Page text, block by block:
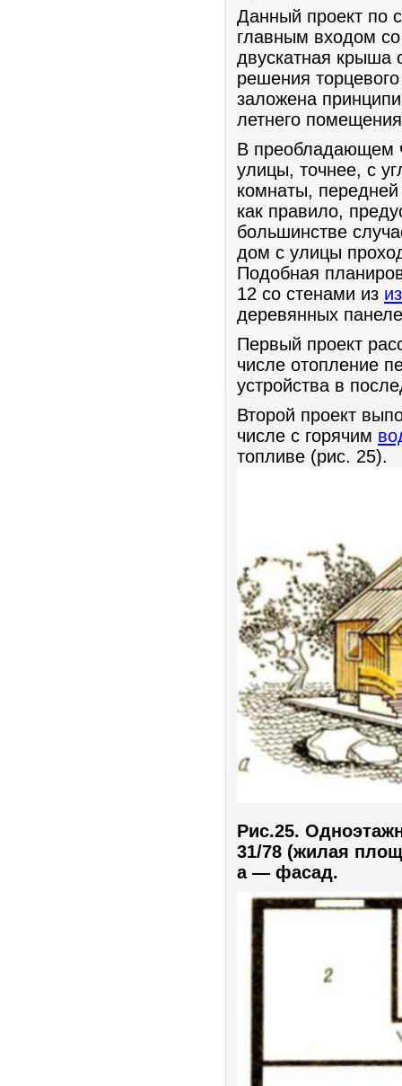
Данный проект по
главным входом
двускатная крыша
решения
заложена
летнего
В преобладающем
улицы, точнее, с
комнаты,
как правило,
большинстве
дом с улицы
Подобная
12 со стенами из
деревянных
Первый проект
числе отопление
устройства в
Второй проект
числе с горячим
топливе (рис. 25).
Рис.25.
31/78 (жилая
а — фасад.